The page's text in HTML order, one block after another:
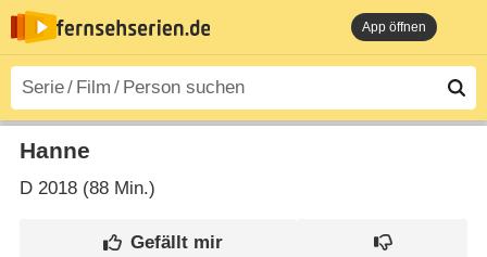
App öffnen
Hanne
D2018 (88 Min.)